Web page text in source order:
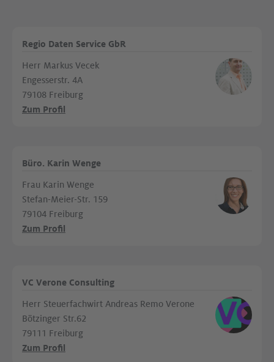
Regio Daten Service GbR
Herr Markus Vecek
Engesserstr. 4A
79108 Freiburg
Zum Profil
Büro. Karin Wenge
Frau Karin Wenge
Stefan-Meier-Str. 159
79104 Freiburg
Zum Profil
VC Verone Consulting
Herr Steuerfachwirt Andreas Remo Verone
Bötzinger Str.62
79111 Freiburg
Zum Profil